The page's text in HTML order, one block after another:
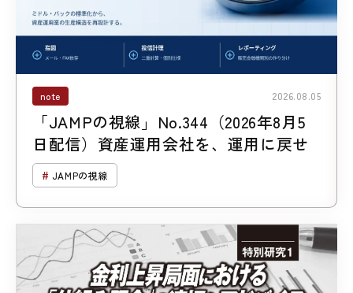
note 2026.08.05
「JAMPの視線」No.344（2026年8月5
日配信）資産運用会社を、運用に戻せ
JAMPの視線